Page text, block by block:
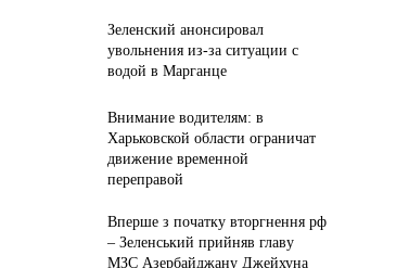
Зеленский анонсировал
увольнения из-за ситуации с
водой в Марганце
Внимание водителям: в
Харьковской области ограничат
движение временной
переправой
Вперше з початку вторгнення рф
– Зеленський прийняв главу
МЗС Азербайджану Джейхуна